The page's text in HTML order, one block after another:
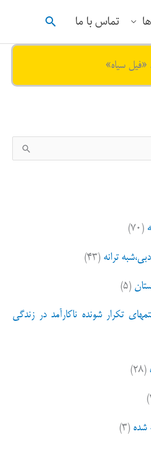
تماس با ما جستجو
سیاه»
(۷۰)
ترانه (۴۳)
(۵)
تکرار شونده ناکارآمد در زندگی
(۲۸)
شده (۳)